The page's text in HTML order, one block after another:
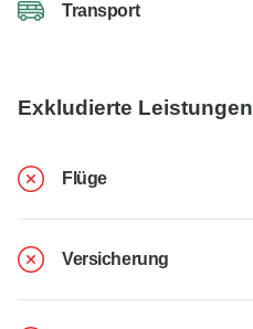
Transport
Exkludierte Leistungen
Flüge
Versicherung